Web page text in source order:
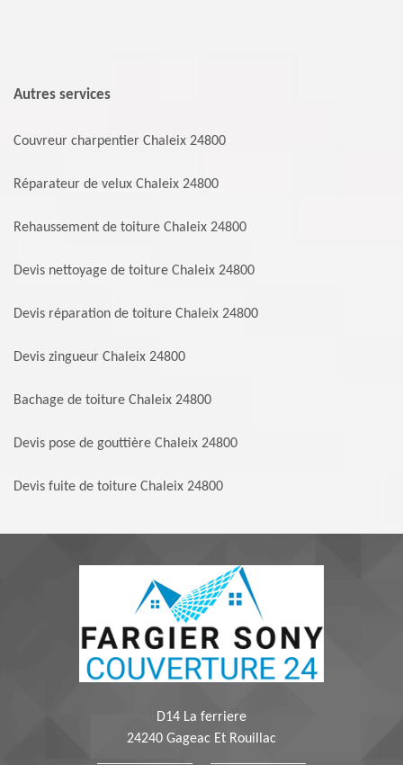
Autres services
Couvreur charpentier Chaleix 24800
Réparateur de velux Chaleix 24800
Rehaussement de toiture Chaleix 24800
Devis nettoyage de toiture Chaleix 24800
Devis réparation de toiture Chaleix 24800
Devis zingueur Chaleix 24800
Bachage de toiture Chaleix 24800
Devis pose de gouttière Chaleix 24800
Devis fuite de toiture Chaleix 24800
D14 La ferriere
24240 Gageac Et Rouillac